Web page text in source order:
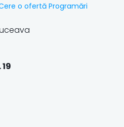
o ofertă Programări